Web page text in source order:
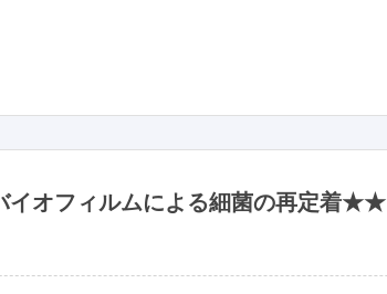
イオフィルムによる細菌の再定着★★